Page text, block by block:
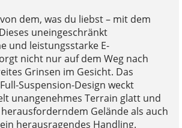
dem, was du liebst – mit dem
uneingeschränkt
und leistungsstarke E-
nicht nur auf dem Weg nach
Grinsen im Gesicht. Das
Suspension-Design weckt
unangenehmes Terrain glatt und
Gelände als auch
herausragendes Handling.